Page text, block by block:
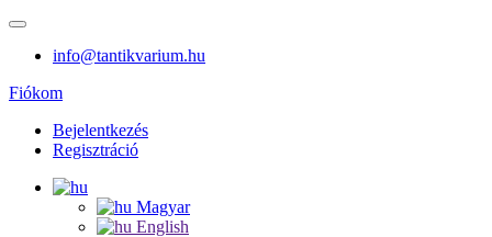
info@tantikvarium.hu
Fiókom
Bejelentkezés
Regisztráció
Magyar
English